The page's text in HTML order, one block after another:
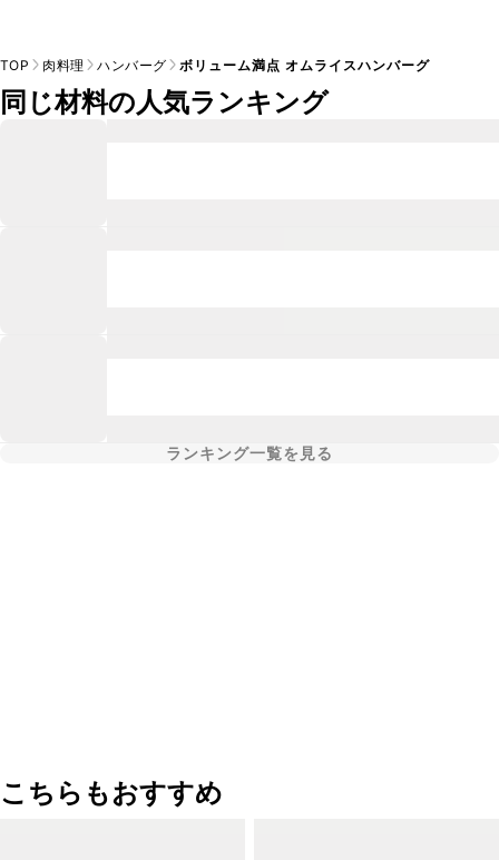
TOP 肉料理 ハンバーグ ボリューム満点 オムライスハンバーグ
同じ材料の人気ランキング
ランキング一覧を見る
こちらもおすすめ